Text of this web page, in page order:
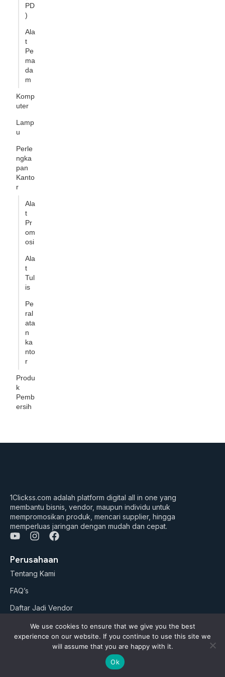
PD
)
Ala
t
Pe
ma
da
m
Komp
uter
Lamp
u
Perle
ngka
pan
Kanto
r
Ala
t
Pr
om
osi
Ala
t
Tul
is
Pe
ral
ata
n
ka
nto
r
Produ
k
Pemb
ersih
1Clickss.com adalah platform digital all in one yang
membantu bisnis, vendor, maupun individu untuk
mempromosikan produk, mencari supplier, hingga
memperluas jaringan dengan mudah dan cepat.
Y
u
t
u
b
e
I
s
t
a
a
m
F
c
e
b
k
Perusahaan
Tentang Kami
FAQ’s
Daftar Jadi Vendor
Daftar Jadi Agen
Artikel
We use cookies to ensure that we give you the best
experience on our website. If you continue to use this site we
will assume that you are happy with it.
Ok